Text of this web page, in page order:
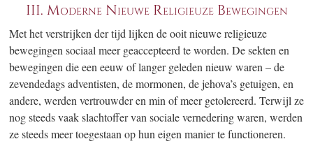
III. Moderne Nieuwe Religieuze Bewegingen
Met het verstrijken der tijd lijken de ooit nieuwe religieuze
bewegingen sociaal meer geaccepteerd te worden. De sekten en
bewegingen die een eeuw of langer geleden nieuw waren – de
zevendedags adventisten, de mormonen, de jehova’s getuigen, en
andere, werden vertrouwder en min of meer getolereerd. Terwijl ze
nog steeds vaak slachtoffer van sociale vernedering waren, werden
ze steeds meer toegestaan op hun eigen manier te functioneren.